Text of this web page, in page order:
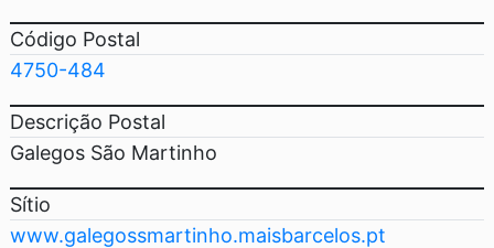
Código Postal
4750-484
Descrição Postal
Galegos São Martinho
Sítio
www.galegossmartinho.maisbarcelos.pt